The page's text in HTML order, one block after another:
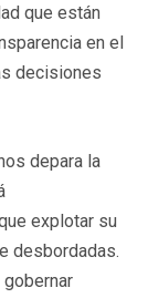
que están
en el
decisiones
depara la
explotar su
desbordadas.